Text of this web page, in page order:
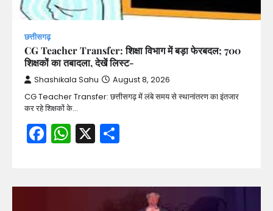
छत्तीसगढ़
CG Teacher Transfer: शिक्षा विभाग में बड़ा फेरबदल; 700
शिक्षकों का तबादला, देखें लिस्ट-
Shashikala Sahu August 8, 2026
CG Teacher Transfer: छत्तीसगढ़ में लंबे समय से स्थानांतरण का इंतजार
कर रहे शिक्षकों के…
Facebook
WhatsApp
X